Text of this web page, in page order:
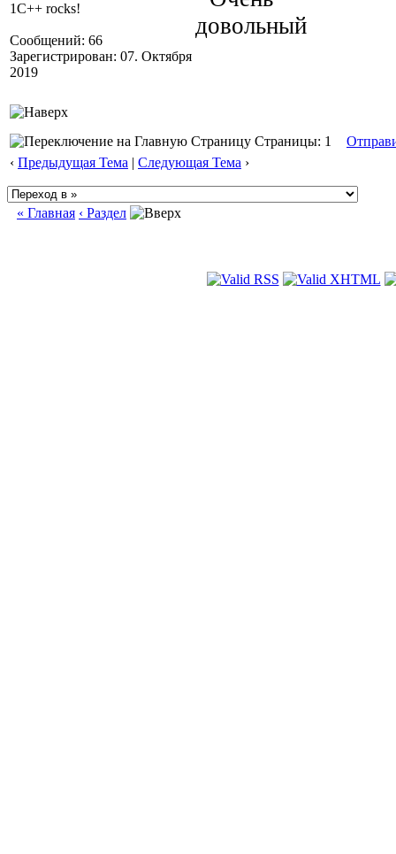
1C++ rocks!
Сообщений: 66
Зарегистрирован: 07. Октября
2019
Страницы: 1
‹ Предыдущая Тема | Следующая Тема ›
« Главная ‹ Раздел